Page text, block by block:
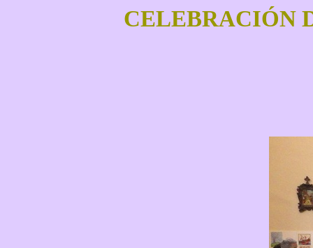
CELEBRACIÓN